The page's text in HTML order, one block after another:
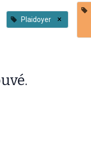
Plaidoyer ×